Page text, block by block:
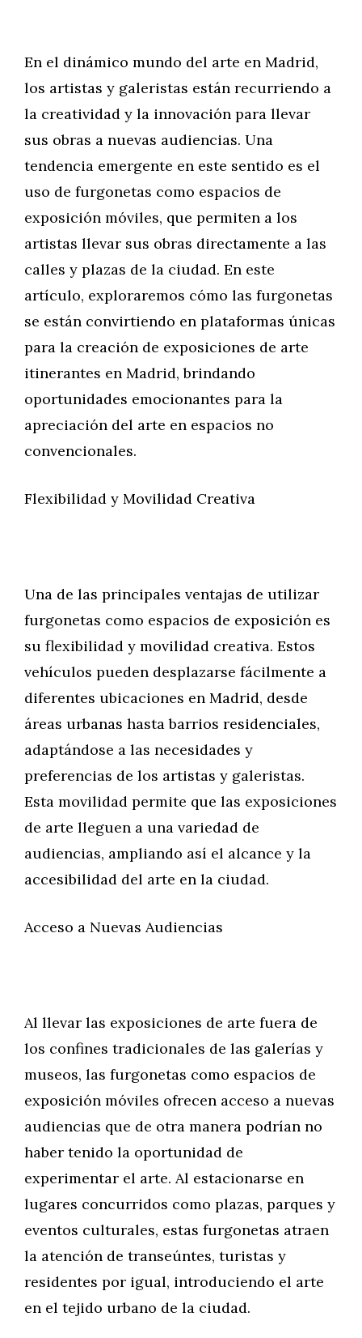
En el dinámico mundo del arte en Madrid,
los artistas y galeristas están recurriendo a
la creatividad y la innovación para llevar
sus obras a nuevas audiencias. Una
tendencia emergente en este sentido es el
uso de furgonetas como espacios de
exposición móviles, que permiten a los
artistas llevar sus obras directamente a las
calles y plazas de la ciudad. En este
artículo, exploraremos cómo las furgonetas
se están convirtiendo en plataformas únicas
para la creación de exposiciones de arte
itinerantes en Madrid, brindando
oportunidades emocionantes para la
apreciación del arte en espacios no
convencionales.
Flexibilidad y Movilidad Creativa
Una de las principales ventajas de utilizar
furgonetas como espacios de exposición es
su flexibilidad y movilidad creativa. Estos
vehículos pueden desplazarse fácilmente a
diferentes ubicaciones en Madrid, desde
áreas urbanas hasta barrios residenciales,
adaptándose a las necesidades y
preferencias de los artistas y galeristas.
Esta movilidad permite que las exposiciones
de arte lleguen a una variedad de
audiencias, ampliando así el alcance y la
accesibilidad del arte en la ciudad.
Acceso a Nuevas Audiencias
Al llevar las exposiciones de arte fuera de
los confines tradicionales de las galerías y
museos, las furgonetas como espacios de
exposición móviles ofrecen acceso a nuevas
audiencias que de otra manera podrían no
haber tenido la oportunidad de
experimentar el arte. Al estacionarse en
lugares concurridos como plazas, parques y
eventos culturales, estas furgonetas atraen
la atención de transeúntes, turistas y
residentes por igual, introduciendo el arte
en el tejido urbano de la ciudad.